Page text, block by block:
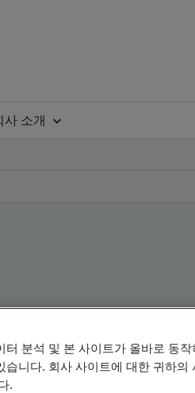
사 소개
and Verification,
분석 및 본 사이트가 올바로 동
니다. 회사 사이트에 대한 귀하의
.